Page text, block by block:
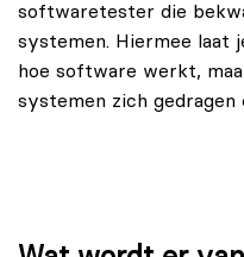
softwaretester die
systemen. Hiermee laat
hoe software werkt,
systemen zich